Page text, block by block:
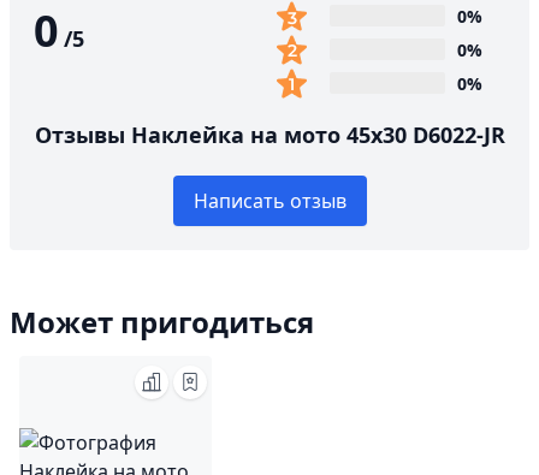
0 /5
0%
0%
0%
Отзывы Наклейка на мото 45х30 D6022-JR
Написать отзыв
Может пригодиться